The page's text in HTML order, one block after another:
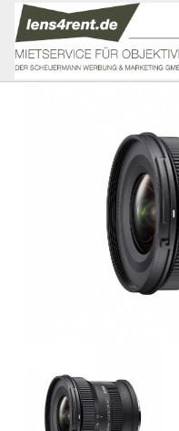
Startseite»Canon» Canon RF»
Contemporary Canon RF